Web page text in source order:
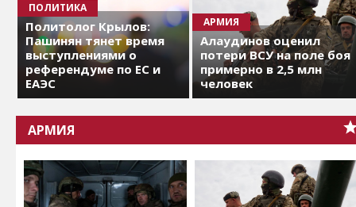
ПОЛИТИКА
Политолог Крылов:
Пашинян тянет время
выступлениями о
референдуме по ЕС и
ЕАЭС
АРМИЯ
Алаудинов оценил
потери ВСУ на поле боя
примерно в 2,5 млн
человек
АРМИЯ